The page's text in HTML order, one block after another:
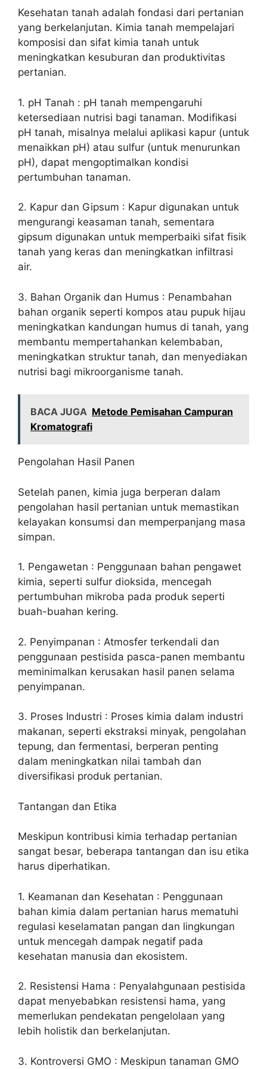
Kesehatan tanah adalah fondasi dari pertanian
yang berkelanjutan. Kimia tanah mempelajari
komposisi dan sifat kimia tanah untuk
meningkatkan kesuburan dan produktivitas
pertanian.
1. pH Tanah : pH tanah mempengaruhi
ketersediaan nutrisi bagi tanaman. Modifikasi
pH tanah, misalnya melalui aplikasi kapur (untuk
menaikkan pH) atau sulfur (untuk menurunkan
pH), dapat mengoptimalkan kondisi
pertumbuhan tanaman.
2. Kapur dan Gipsum : Kapur digunakan untuk
mengurangi keasaman tanah, sementara
gipsum digunakan untuk memperbaiki sifat fisik
tanah yang keras dan meningkatkan infiltrasi
air.
3. Bahan Organik dan Humus : Penambahan
bahan organik seperti kompos atau pupuk hijau
meningkatkan kandungan humus di tanah, yang
membantu mempertahankan kelembaban,
meningkatkan struktur tanah, dan menyediakan
nutrisi bagi mikroorganisme tanah.
BACA JUGA Metode Pemisahan Campuran
Kromatografi
Pengolahan Hasil Panen
Setelah panen, kimia juga berperan dalam
pengolahan hasil pertanian untuk memastikan
kelayakan konsumsi dan memperpanjang masa
simpan.
1. Pengawetan : Penggunaan bahan pengawet
kimia, seperti sulfur dioksida, mencegah
pertumbuhan mikroba pada produk seperti
buah-buahan kering.
2. Penyimpanan : Atmosfer terkendali dan
penggunaan pestisida pasca-panen membantu
meminimalkan kerusakan hasil panen selama
penyimpanan.
3. Proses Industri : Proses kimia dalam industri
makanan, seperti ekstraksi minyak, pengolahan
tepung, dan fermentasi, berperan penting
dalam meningkatkan nilai tambah dan
diversifikasi produk pertanian.
Tantangan dan Etika
Meskipun kontribusi kimia terhadap pertanian
sangat besar, beberapa tantangan dan isu etika
harus diperhatikan.
1. Keamanan dan Kesehatan : Penggunaan
bahan kimia dalam pertanian harus mematuhi
regulasi keselamatan pangan dan lingkungan
untuk mencegah dampak negatif pada
kesehatan manusia dan ekosistem.
2. Resistensi Hama : Penyalahgunaan pestisida
dapat menyebabkan resistensi hama, yang
memerlukan pendekatan pengelolaan yang
lebih holistik dan berkelanjutan.
3. Kontroversi GMO : Meskipun tanaman GMO